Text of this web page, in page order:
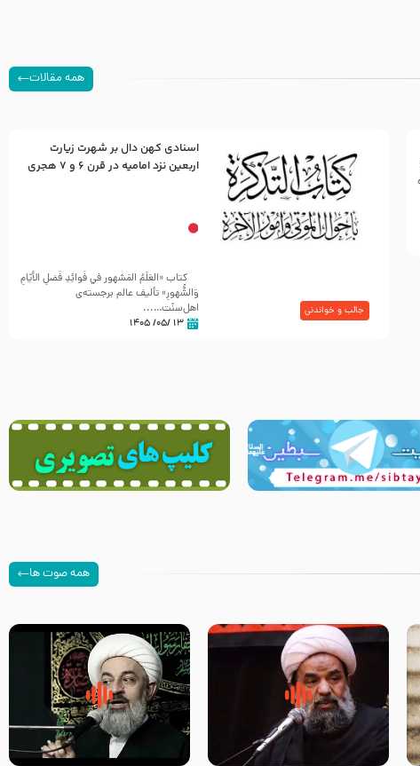
همه مقالات
جالب و خواندنی
اسنادی کهن دال بر شهرت زیارت
اربعین نزد امامیه در قرن ۶ و ۷ هجری
کتاب «العَلَمُ المَشهور في فَوائِدِ فَضلِ الأيّامِ
وَالشُّهورِ» تألیف عالم برجسته‌ی
اهل‌سنّت…...
۱۳ /۰۵/ ۱۴۰۵
همه صوت ها
سلام جوانی که امام حسین علیه
السلام خودش جوابش را دادند
زیارتی که اسباب رزق زیاد و عمر
طولانی است حجت السلام حسین